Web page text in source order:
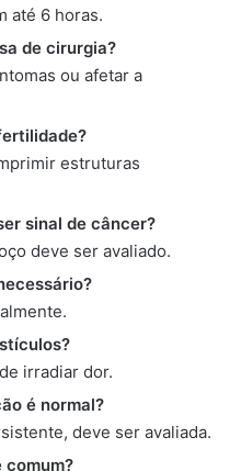
até 6 horas.
de cirurgia?
ou afetar a
estruturas
sinal de câncer?
deve ser avaliado.
irradiar dor.
é normal?
deve ser avaliada.
comum?